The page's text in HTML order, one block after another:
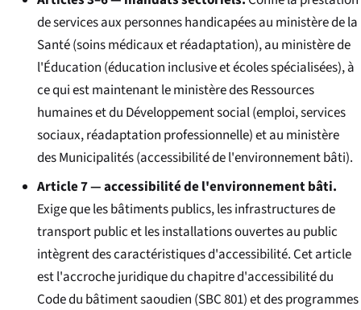
de services aux personnes handicapées au ministère de la
Santé (soins médicaux et réadaptation), au ministère de
l'Éducation (éducation inclusive et écoles spécialisées), à
ce qui est maintenant le ministère des Ressources
humaines et du Développement social (emploi, services
sociaux, réadaptation professionnelle) et au ministère
des Municipalités (accessibilité de l'environnement bâti).
Article 7 — accessibilité de l'environnement bâti.
Exige que les bâtiments publics, les infrastructures de
transport public et les installations ouvertes au public
intègrent des caractéristiques d'accessibilité. Cet article
est l'accroche juridique du chapitre d'accessibilité du
Code du bâtiment saoudien (SBC 801) et des programmes